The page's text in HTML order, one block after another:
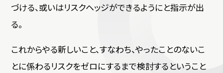
づける、或いはリスクヘッジができるようにと指示が出
る。
これからやる新しいこと、すなわち、やったことのないこ
とに係わるリスクをゼロにするまで検討するということ